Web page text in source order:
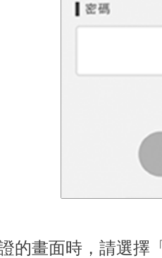
的畫面時，請選擇